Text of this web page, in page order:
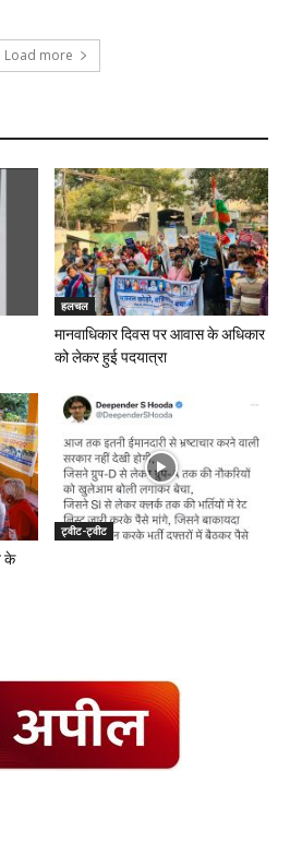
Load more
हलचल
मानवाधिकार दिवस पर आवास के अधिकार
को लेकर हुई पदयात्रा
के
ट्वीट-ट्वीट